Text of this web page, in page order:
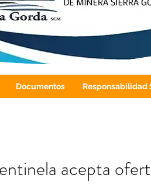
Documentos Responsabilidad
acepta